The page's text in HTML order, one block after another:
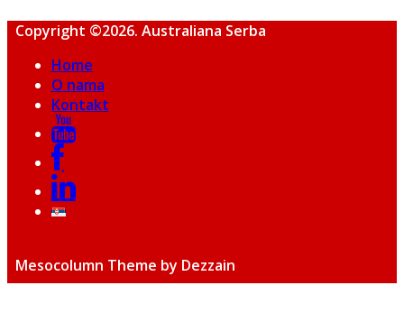
Copyright ©2026. Australiana Serba
Home
O nama
Kontakt
Mesocolumn Theme by Dezzain